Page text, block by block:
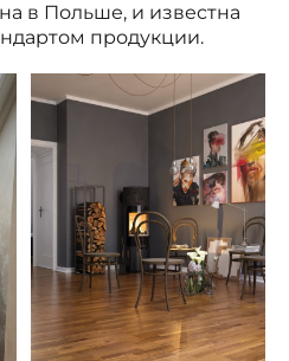
в Польше, и известна
продукции.